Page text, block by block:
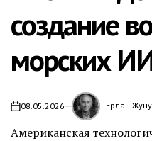
создание
морских
08.05.2026 Ерлан
Американская